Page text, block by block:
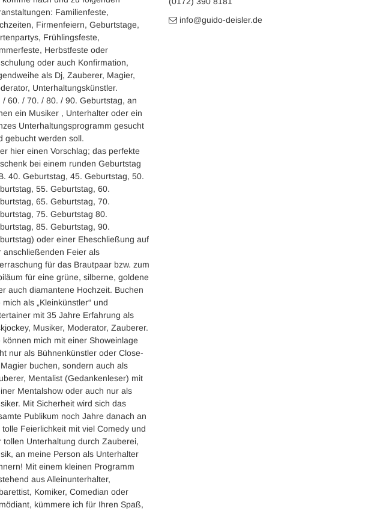
Familienfeste,
Firmenfeiern, Geburtstage,
Frühlingsfeste,
Herbstfeste oder
oder auch Konfirmation,
als Dj, Zauberer, Magier,
Unterhaltungskünstler.
/ 60. / 70. / 80. / 90. Geburtstag, an
ein Musiker , Unterhalter oder ein
Unterhaltungsprogramm gesucht
gebucht werden soll.
hier einen Vorschlag; das perfekte
bei einem runden Geburtstag
40. Geburtstag, 45. Geburtstag, 50.
55. Geburtstag, 60.
65. Geburtstag, 70.
75. Geburtstag 80.
85. Geburtstag, 90.
oder einer Eheschließung auf
anschließenden Feier als
für das Brautpaar bzw. zum
für eine grüne, silberne, goldene
auch diamantene Hochzeit. Buchen
mich als „Kleinkünstler“ und
mit 35 Jahre Erfahrung als
Musiker, Moderator, Zauberer.
können mich mit einer Showeinlage
nur als Bühnenkünstler oder Close-
buchen, sondern auch als
Mentalist (Gedankenleser) mit
Mentalshow oder auch nur als
Mit Sicherheit wird sich das
Publikum noch Jahre danach an
tolle Feierlichkeit mit viel Comedy und
tollen Unterhaltung durch Zauberei,
an meine Person als Unterhalter
Mit einem kleinen Programm
aus Alleinunterhalter,
Komiker, Comedian oder
kümmere ich für Ihren Spaß,
info@guido-deisler.de